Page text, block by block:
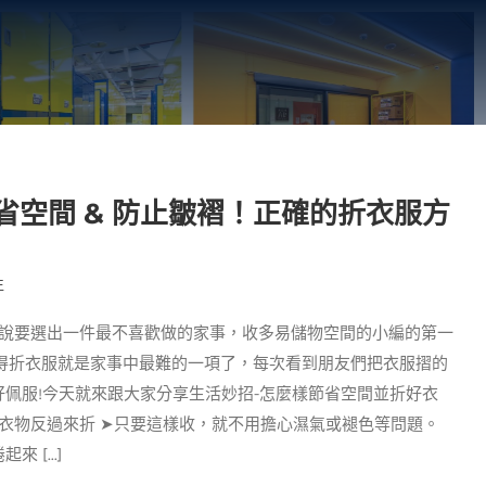
空間 & 防止皺褶！正確的折衣服方
要選出一件最不喜歡做的家事，收多易儲物空間的小編的第一
折衣服就是家事中最難的一項了，每次看到朋友們把衣服摺的
服!今天就來跟大家分享生活妙招-怎麼樣節省空間並折好衣
物反過來折 ➤只要這樣收，就不用擔心濕氣或褪色等問題。
來 [...]